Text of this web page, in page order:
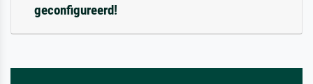
geconfigureerd!